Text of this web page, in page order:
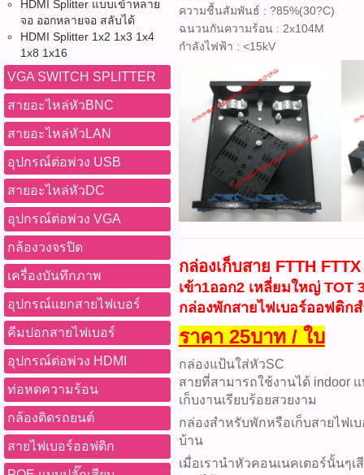
HDMI Splitter แบบเข้าหลาย
จอ ออกหลายจอ สลับได้
HDMI Splitter 1x2 1x3 1x4
1x8 1x16
VGA SWITCH SPLITTER
สายอะไหล่หัวBNC
สายอะไหล่หัวLAN
อุปกรณ์ต่อพ่วง USB
สายอะไหล่หัวDC
อุปกรณ์ต่อพ่วง VGA
กล้องวงจรปิด
เครื่องบันทึกภาพ
อุปกรณ์แยกสายไฟเบอร์
คีมปอกสายไฟเบอร์
อุปกรณ์ต่อพ่วง HDMI
ท่อหดความร้อน
กล้องติดรถยนต์
สายไฟเบอร์ออฟติก
ความชื้นสัมพันธ์ : ?85%(30?C)
ฉนวนกันความร้อน : 2x104M
กำลังไฟฟ้า : <15kV
กล่องเก็บสาย FTTH
เข้า1ออก2 เหลี่ยมใหญ่ TOT
กล่องพักสายไฟเบอร์ออฟติก
ราคา 25บาท / ใบ
กล่องแป้นใส่หัวSC
สายที่สามารถใช้งานได้ indoor
เก็บงานเรียบร้อยสวยงาม
กล่องสำหรับพักหรือเก็บสายไฟ
บ้าน
เมื่อเรานำหัวคอนเนคเตอร์นั้นๆ